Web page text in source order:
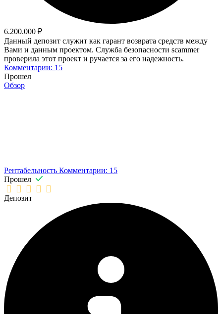
6.200.000 ₽
Данный депозит служит как гарант возврата средств между
Вами и данным проектом. Служба безопасности scammer
проверила этот проект и ручается за его надежность.
Комментарии: 15
Прошел
Обзор
Рентабельность Комментарии: 15
Прошел
Депозит